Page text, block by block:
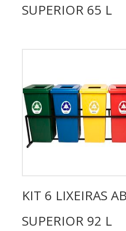
SUPERIOR 65 L
KIT 6 LIXEIRAS
SUPERIOR 92 L